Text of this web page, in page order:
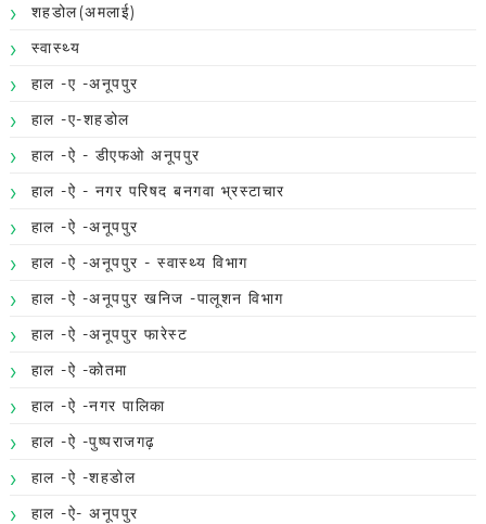
शहडोल(अमलाई)
स्वास्थ्य
हाल -ए -अनूपपुर
हाल -ए-शहडोल
हाल -ऐ - डीएफओ अनूपपुर
हाल -ऐ - नगर परिषद बनगवा भ्रस्टाचार
हाल -ऐ -अनूपपुर
हाल -ऐ -अनूपपुर - स्वास्थ्य विभाग
हाल -ऐ -अनूपपुर खनिज -पालूशन विभाग
हाल -ऐ -अनूपपुर फारेस्ट
हाल -ऐ -कोतमा
हाल -ऐ -नगर पालिका
हाल -ऐ -पुष्पराजगढ़
हाल -ऐ -शहडोल
हाल -ऐ- अनूपपुर